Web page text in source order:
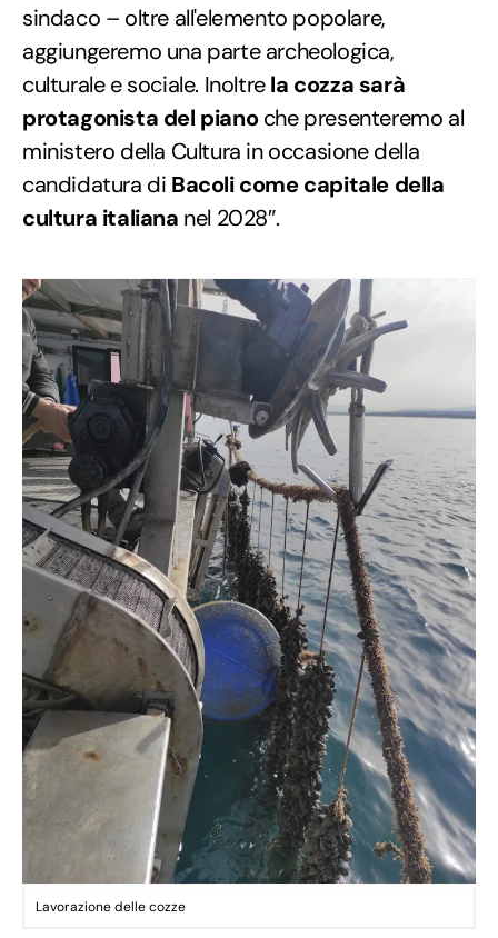
sindaco – oltre all'elemento popolare,
aggiungeremo una parte archeologica,
culturale e sociale. Inoltrela cozza sarà
protagonista del pianoche presenteremo al
ministero della Cultura in occasione della
candidatura di Bacoli come capitale della
cultura italiana nel 2028″.
Lavorazione delle cozze